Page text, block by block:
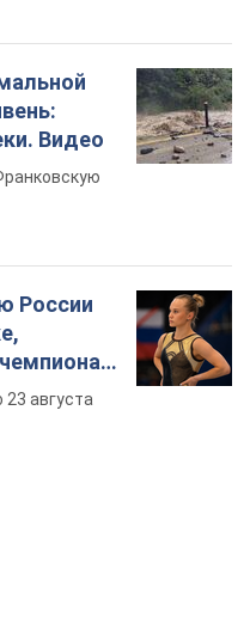
Видео
России
23 августа